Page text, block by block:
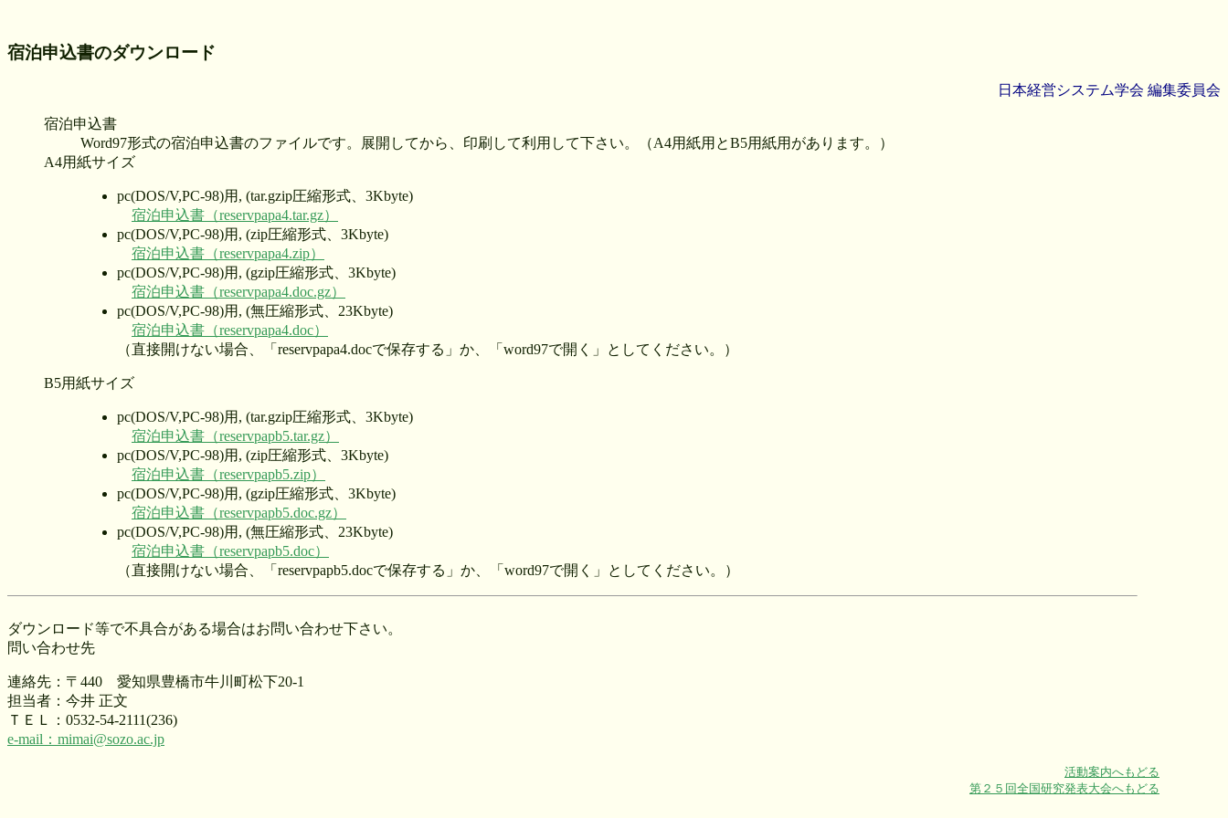
宿泊申込書のダウンロード
日本経営システム学会 編集委員会
宿泊申込書
Word97形式の宿泊申込書のファイルです。展開してから、印刷して利用して下さい。（A4用紙用とB5用紙用があります。）
A4用紙サイズ
pc(DOS/V,PC-98)用, (tar.gzip圧縮形式、3Kbyte)
宿泊申込書（reservpapa4.tar.gz）
pc(DOS/V,PC-98)用, (zip圧縮形式、3Kbyte)
宿泊申込書（reservpapa4.zip）
pc(DOS/V,PC-98)用, (gzip圧縮形式、3Kbyte)
宿泊申込書（reservpapa4.doc.gz）
pc(DOS/V,PC-98)用, (無圧縮形式、23Kbyte)
宿泊申込書（reservpapa4.doc）
（直接開けない場合、「reservpapa4.docで保存する」か、「word97で開く」としてください。）
B5用紙サイズ
pc(DOS/V,PC-98)用, (tar.gzip圧縮形式、3Kbyte)
宿泊申込書（reservpapb5.tar.gz）
pc(DOS/V,PC-98)用, (zip圧縮形式、3Kbyte)
宿泊申込書（reservpapb5.zip）
pc(DOS/V,PC-98)用, (gzip圧縮形式、3Kbyte)
宿泊申込書（reservpapb5.doc.gz）
pc(DOS/V,PC-98)用, (無圧縮形式、23Kbyte)
宿泊申込書（reservpapb5.doc）
（直接開けない場合、「reservpapb5.docで保存する」か、「word97で開く」としてください。）
ダウンロード等で不具合がある場合はお問い合わせ下さい。
問い合わせ先
連絡先：〒440 愛知県豊橋市牛川町松下20-1
担当者：今井 正文
ＴＥＬ：0532-54-2111(236)
e-mail：mimai@sozo.ac.jp
活動案内へもどる
第２５回全国研究発表大会へもどる